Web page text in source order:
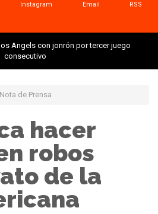
Instagram Email RSS
Angels con jonrón por tercer juego
consecutivo
Nota de Prensa
hacer
robos
de la